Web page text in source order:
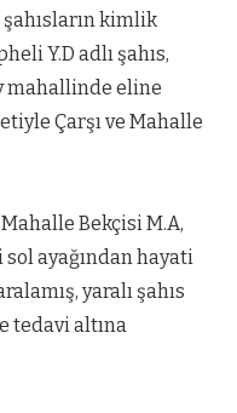
şahısların kimlik
Y.D adlı şahıs,
mahallinde eline
Çarşı ve Mahalle
Mahalle Bekçisi M.A,
sol ayağından hayati
yaralı şahıs
tedavi altına